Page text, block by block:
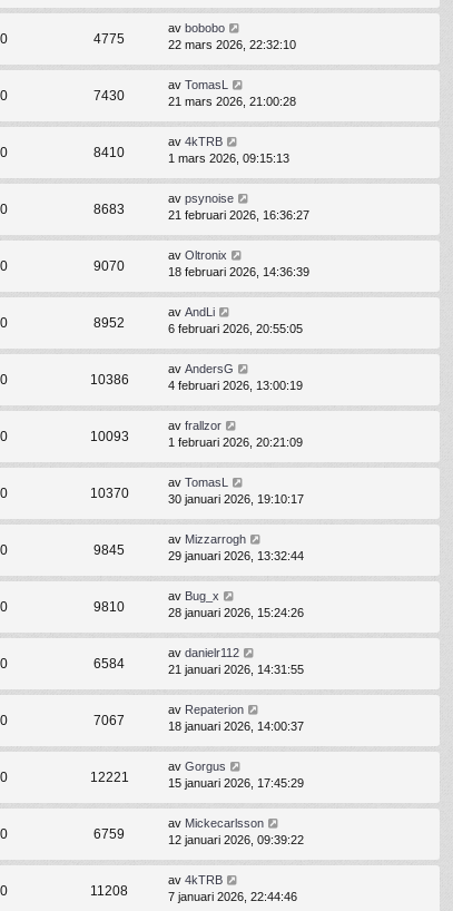
0 4775
av bobobo
22 mars 2026, 22:32:10
0 7430
av TomasL
21 mars 2026, 21:00:28
0 8410
av 4kTRB
1 mars 2026, 09:15:13
0 8683
av psynoise
21 februari 2026, 16:36:27
0 9070
av Oltronix
18 februari 2026, 14:36:39
0 8952
av AndLi
6 februari 2026, 20:55:05
0 10386
av AndersG
4 februari 2026, 13:00:19
0 10093
av frallzor
1 februari 2026, 20:21:09
0 10370
av TomasL
30 januari 2026, 19:10:17
0 9845
av Mizzarrogh
29 januari 2026, 13:32:44
0 9810
av Bug_x
28 januari 2026, 15:24:26
0 6584
av danielr112
21 januari 2026, 14:31:55
0 7067
av Repaterion
18 januari 2026, 14:00:37
0 12221
av Gorgus
15 januari 2026, 17:45:29
0 6759
av Mickecarlsson
12 januari 2026, 09:39:22
0 11208
av 4kTRB
7 januari 2026, 22:44:46